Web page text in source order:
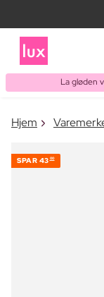
La gløden
Hjem
SPAR 43 00